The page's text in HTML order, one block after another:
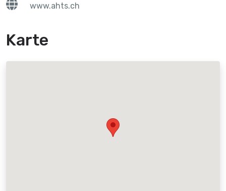
www.ahts.ch
Karte